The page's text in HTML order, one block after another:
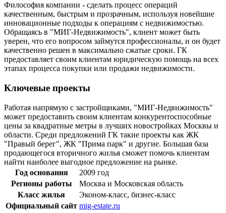
Философия компании - сделать процесс операций
качественным, быстрым и прозрачным, используя новейшие
инновационные подходы к операциям с недвижимостью.
Обращаясь в "МИГ-Недвижимость", клиент может быть
уверен, что его вопросом займутся профессионалы, и он будет
качественно решен в максимально сжатые сроки. ГК
предоставляет своим клиентам юридическую помощь на всех
этапах процесса покупки или продажи недвижимости.
Ключевые проекты
Работая напрямую с застройщиками, "МИГ-Недвижимость"
может предоставить своим клиентам конкурентоспособные
цены за квадратные метры в лучших новостройках Москвы и
области. Среди предложений ГК такие проекты как ЖК
"Правый берег", ЖК "Прима парк" и другие. Большая база
продающегося вторичного жилья сможет помочь клиентам
найти наиболее выгодное предложение на рынке.
Год основания
2009 год
Регионы работы
Москва и Московская область
Класс жилья
Эконом-класс, бизнес-класс
Официальный сайт mig-estate.ru